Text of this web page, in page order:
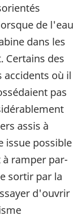
de l'eau
dans les
Certains des
accidents où il
pas
assis à
issue possible
ramper par-
sortir par la
d'ouvrir